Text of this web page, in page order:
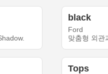
black
Ford
맞춤형 외관
Tops